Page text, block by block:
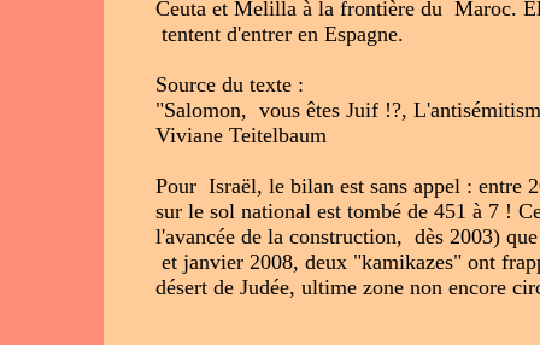
Ceuta et Melilla à la frontière du Maroc.
tentent d'entrer en Espagne.
Source du texte :
"Salomon, vous êtes Juif !?,
Viviane Teitelbaum
Pour Israël, le bilan est sans appel : entre
sur le sol national est tombé de 451 à 7 !
l'avancée de la construction, dès 2003)
et janvier 2008, deux "kamikazes" ont
désert de Judée, ultime zone non encore